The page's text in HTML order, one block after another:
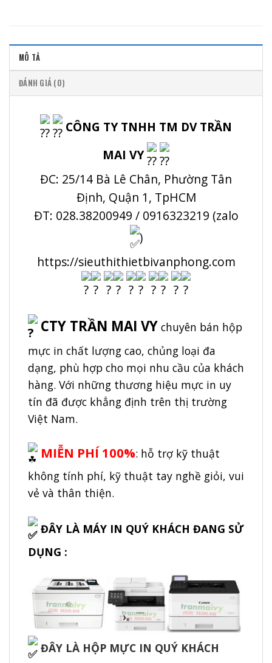
MÔ TẢ
ĐÁNH GIÁ (0)
CÔNG TY TNHH TM DV TRẦN
MAI VY
ĐC: 25/14 Bà Lê Chân, Phường Tân
Định, Quận 1, TpHCM
ĐT: 028.38200949 / 0916323219 (zalo
)
https://sieuthithietbivanphong.com
CTY TRẦN MAI VY chuyên bán hộp
mực in chất lượng cao, chủng loại đa
dạng, phù hợp cho mọi nhu cầu của khách
hàng. Với những thương hiệu mực in uy
tín đã được khẳng định trên thị trường
Việt Nam.
MIỄN PHÍ 100%: hỗ trợ kỹ thuật
không tính phí, kỹ thuật tay nghề giỏi, vui
vẻ và thân thiện.
ĐÂY LÀ MÁY IN QUÝ KHÁCH ĐANG SỬ
DỤNG :
ĐÂY LÀ HỘP MỰC IN QUÝ KHÁCH